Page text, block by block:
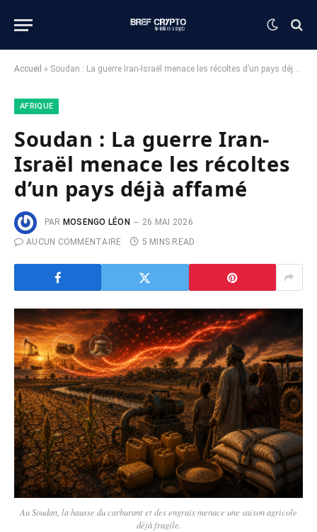
Accueil » Soudan : La guerre Iran-Israël menace les récoltes d’un pays déjà affamé
AFRIQUE
Soudan : La guerre Iran-
Israël menace les récoltes
d’un pays déjà affamé
PAR MOSENGO LÉON
26 MAI 2026
AUCUN COMMENTAIRE
5 MINS READ
Au Soudan, la hausse du carburant et des engrais menace une saison agricole
déjà fragile.